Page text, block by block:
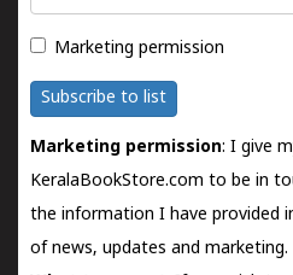
Marketing permission
Subscribe to list
Marketing permission: I give
KeralaBookStore.com to be in
the information I have provided
of news, updates and marketing.